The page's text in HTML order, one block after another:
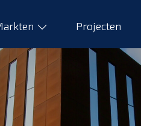
Projecten